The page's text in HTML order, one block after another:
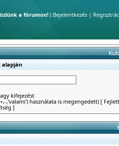
a fórumon!( Bejelentkezés|
alapján
kifejezést
,'valami') használata is megengedett)[
]